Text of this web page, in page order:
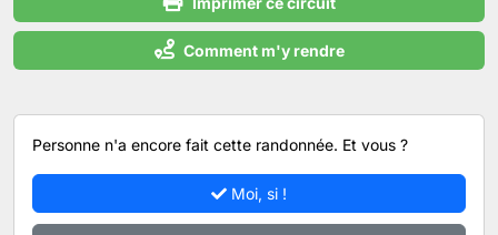
Comment m'y rendre
Personne n'a encore fait cette randonnée. Et vous ?
Moi, si !